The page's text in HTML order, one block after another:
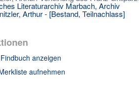
Literaturarchiv Marbach, Archiv
Arthur - [Bestand, Teilnachlass]
anzeigen
aufnehmen